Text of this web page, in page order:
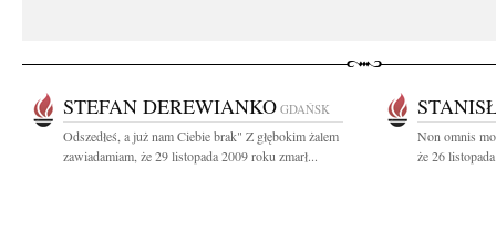
STEFAN DEREWIANKO GDAŃSK
Odszedłeś, a już nam Ciebie brak" Z głębokim żalem
zawiadamiam, że 29 listopada 2009 roku zmarł...
Non omnis
że 26